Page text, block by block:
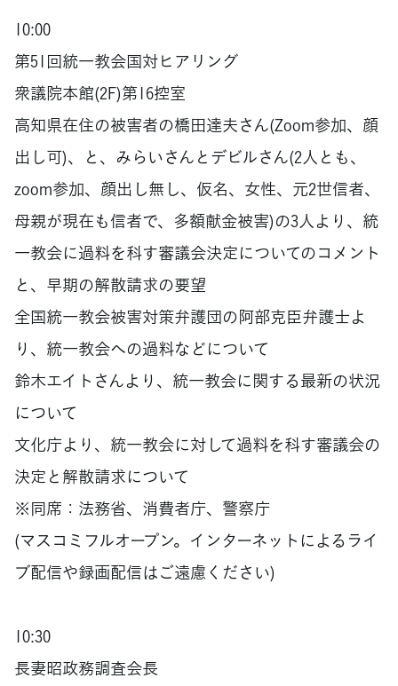
10:00
第51回統一教会国対ヒアリング
衆議院本館(2F)第16控室
高知県在住の被害者の橋田達夫さん(Zoom参加、顔
出し可)、と、みらいさんとデビルさん(2人とも、
zoom参加、顔出し無し、仮名、女性、元2世信者、
母親が現在も信者で、多額献金被害)の3人より、統
一教会に過料を科す審議会決定についてのコメント
と、早期の解散請求の要望
全国統一教会被害対策弁護団の阿部克臣弁護士よ
り、統一教会への過料などについて
鈴木エイトさんより、統一教会に関する最新の状況
について
文化庁より、統一教会に対して過料を科す審議会の
決定と解散請求について
※同席：法務省、消費者庁、警察庁
(マスコミフルオープン。インターネットによるライ
ブ配信や録画配信はご遠慮ください)
10:30
長妻昭政務調査会長